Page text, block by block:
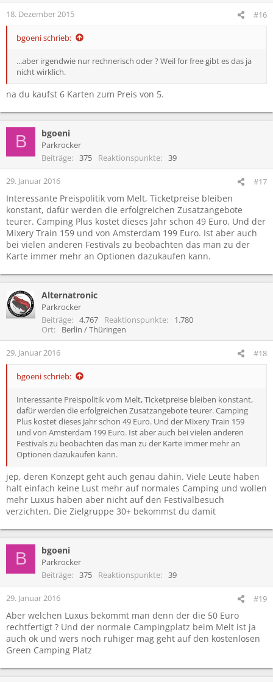
18. Dezember 2015 #16
bgoeni schrieb:
...aber irgendwie nur rechnerisch oder ? Weil for free gibt es das ja
nicht wirklich.
na du kaufst 6 Karten zum Preis von 5.
B bgoeni
Parkrocker
Beiträge
375 Reaktionspunkte 39
29. Januar 2016 #17
Interessante Preispolitik vom Melt, Ticketpreise bleiben
konstant, dafür werden die erfolgreichen Zusatzangebote
teurer. Camping Plus kostet dieses Jahr schon 49 Euro. Und der
Mixery Train 159 und von Amsterdam 199 Euro. Ist aber auch
bei vielen anderen Festivals zu beobachten das man zu der
Karte immer mehr an Optionen dazukaufen kann.
Alternatronic
Parkrocker
Beiträge
4.767 Reaktionspunkte
1.780
Ort
Berlin / Thüringen
29. Januar 2016 #18
bgoeni schrieb:
Interessante Preispolitik vom Melt, Ticketpreise bleiben konstant,
dafür werden die erfolgreichen Zusatzangebote teurer. Camping
Plus kostet dieses Jahr schon 49 Euro. Und der Mixery Train 159
und von Amsterdam 199 Euro. Ist aber auch bei vielen anderen
Festivals zu beobachten das man zu der Karte immer mehr an
Optionen dazukaufen kann.
jep, deren Konzept geht auch genau dahin. Viele Leute haben
halt einfach keine Lust mehr auf normales Camping und wollen
mehr Luxus haben aber nicht auf den Festivalbesuch
verzichten. Die Zielgruppe 30+ bekommst du damit
B bgoeni
Parkrocker
Beiträge
375 Reaktionspunkte 39
29. Januar 2016 #19
Aber welchen Luxus bekommt man denn der die 50 Euro
rechtfertigt ? Und der normale Campingplatz beim Melt ist ja
auch ok und wers noch ruhiger mag geht auf den kostenlosen
Green Camping Platz